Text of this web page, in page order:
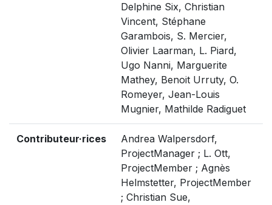
Delphine Six, Christian
Vincent, Stéphane
Garambois, S. Mercier,
Olivier Laarman, L. Piard,
Ugo Nanni, Marguerite
Mathey, Benoit Urruty, O.
Romeyer, Jean-Louis
Mugnier, Mathilde Radiguet
Contributeur·rices
Andrea Walpersdorf,
ProjectManager ; L. Ott,
ProjectMember ; Agnès
Helmstetter, ProjectMember
; Christian Sue,